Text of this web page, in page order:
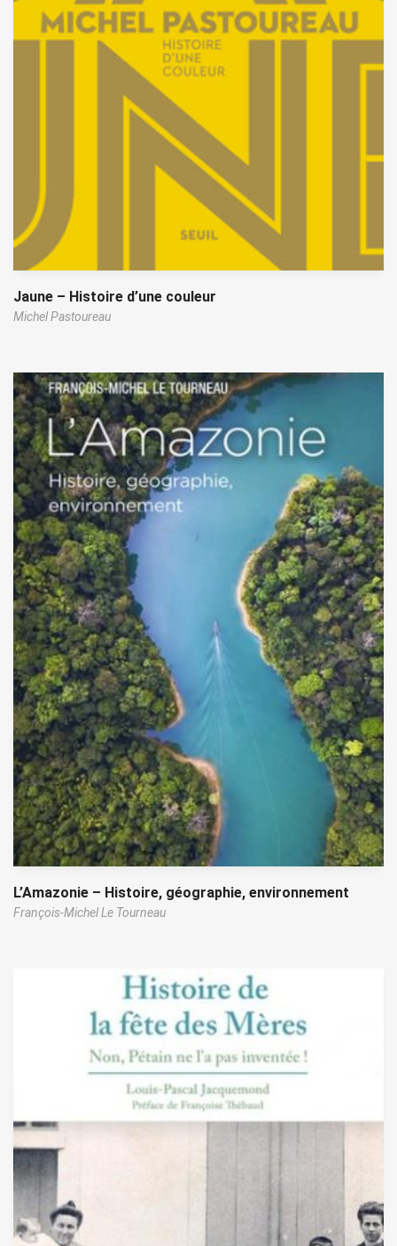
Jaune – Histoire d’une couleur
Michel Pastoureau
L’Amazonie – Histoire, géographie, environnement
François-Michel Le Tourneau